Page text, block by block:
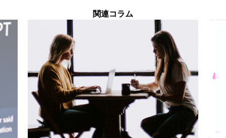
関連コラム